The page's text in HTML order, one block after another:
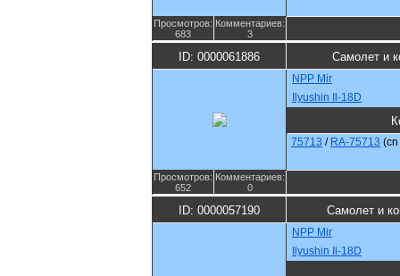
Просмотров:
683
Комментариев:
3
ID: 0000061886 Самолет и
NPP Mir
Ilyushin Il-18D
75713 / RA-75713 (cn
Просмотров:
652
Комментариев:
0
ID: 0000057190 Самолет и
NPP Mir
Ilyushin Il-18D